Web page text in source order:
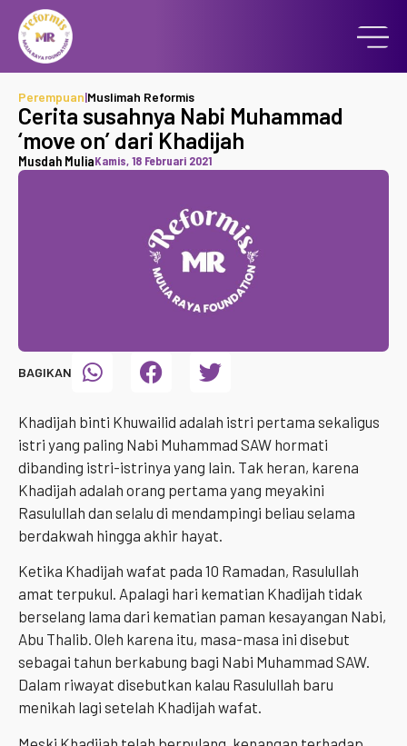
Perempuan|Muslimah Reformis
Cerita susahnya Nabi Muhammad
‘move on’ dari Khadijah
Musdah MuliaKamis, 18 Februari 2021
BAGIKAN
Khadijah binti Khuwailid adalah istri pertama sekaligus
istri yang paling Nabi Muhammad SAW hormati
dibanding istri-istrinya yang lain. Tak heran, karena
Khadijah adalah orang pertama yang meyakini
Rasulullah dan selalu di mendampingi beliau selama
berdakwah hingga akhir hayat.
Ketika Khadijah wafat pada 10 Ramadan, Rasulullah
amat terpukul. Apalagi hari kematian Khadijah tidak
berselang lama dari kematian paman kesayangan Nabi,
Abu Thalib. Oleh karena itu, masa-masa ini disebut
sebagai tahun berkabung bagi Nabi Muhammad SAW.
Dalam riwayat disebutkan kalau Rasulullah baru
menikah lagi setelah Khadijah wafat.